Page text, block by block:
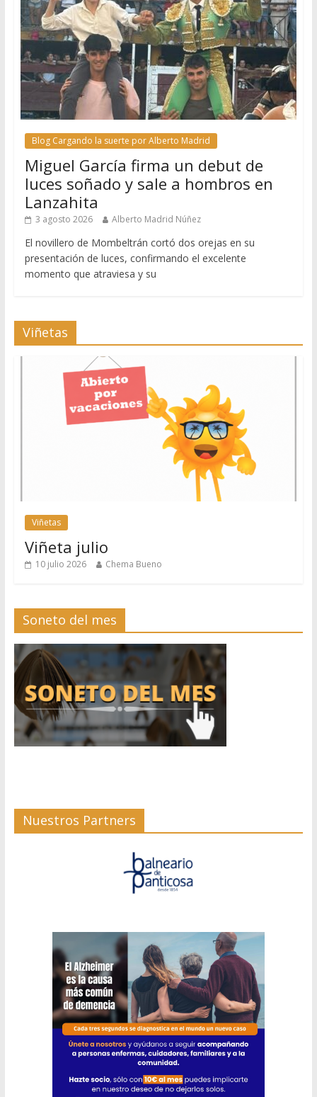
Blog Cargando la suerte por Alberto Madrid
Miguel García firma un debut de
luces soñado y sale a hombros en
Lanzahita
3 agosto 2026 Alberto Madrid Núñez
El novillero de Mombeltrán cortó dos orejas en su
presentación de luces, confirmando el excelente
momento que atraviesa y su
Viñetas
Viñetas
Viñeta julio
10 julio 2026 Chema Bueno
Soneto del mes
Nuestros Partners